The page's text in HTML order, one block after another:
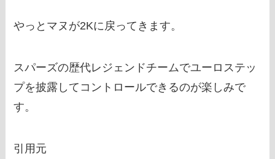
やっとマヌが2Kに戻ってきます。
スパーズの歴代レジェンドチームでユーロステッ
プを披露してコントロールできるのが楽しみで
す。
引用元